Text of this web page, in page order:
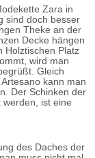
Zara in
sind doch besser
Theke an der
Decke hängen
Holztischen Platz
wird man
Gleich
kann man
Der Schinken der
ist eine
des Daches der